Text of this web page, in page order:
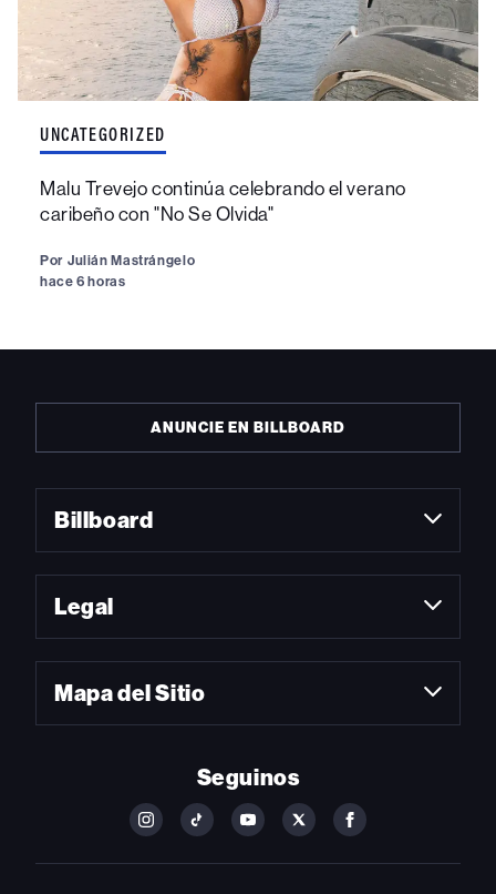
UNCATEGORIZED
Malu Trevejo continúa celebrando el verano
caribeño con "No Se Olvida"
Por Julián Mastrángelo
hace 6 horas
ANUNCIE EN BILLBOARD
Billboard
Legal
Mapa del Sitio
Seguinos
FOLLOW
ON
FOLLOW
ON
FOLLOW
ON
FOLLOW
ON
FOLLOW
ON